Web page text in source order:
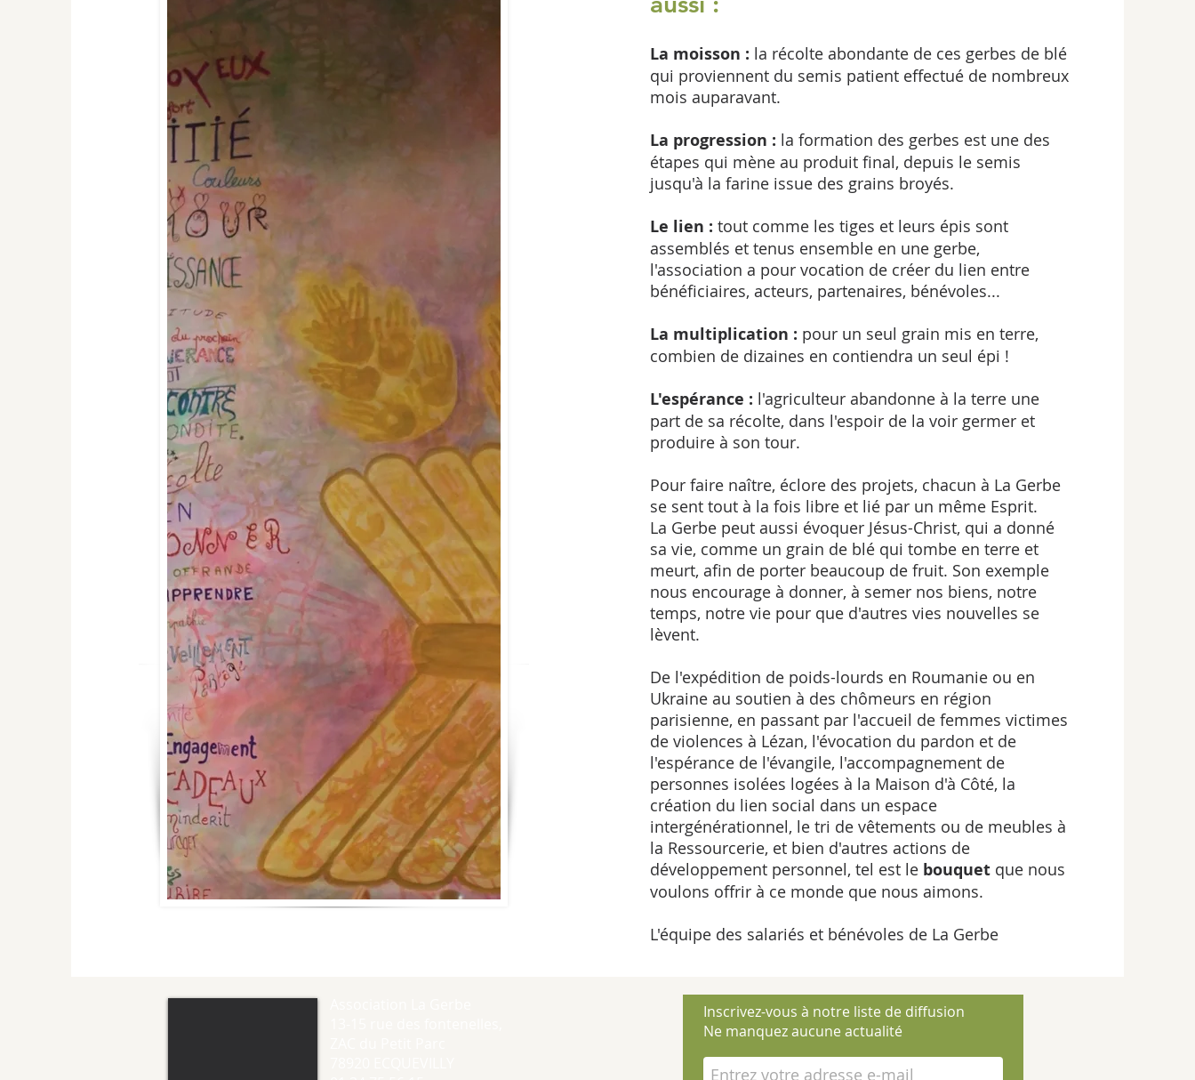
La moisson : la récolte abondante de ces gerbes de blé
qui proviennent du semis patient effectué de nombreux
mois auparavant.
La progression : la formation des gerbes est une des
étapes qui mène au produit final, depuis le semis
jusqu'à la farine issue des grains broyés.
Le lien : tout comme les tiges et leurs épis sont
assemblés et tenus ensemble en une gerbe,
l'association a pour vocation de créer du lien entre
bénéficiaires, acteurs, partenaires, bénévoles...
La multiplication : pour un seul grain mis en terre,
combien de dizaines en contiendra un seul épi !
L'espérance : l'agriculteur abandonne à la terre une
part de sa récolte, dans l'espoir de la voir germer et
produire à son tour.
Pour faire naître, éclore des projets, chacun à La Gerbe
se sent tout à la fois libre et lié par un même Esprit.
La Gerbe peut aussi évoquer Jésus-Christ, qui a donné
sa vie, comme un grain de blé qui tombe en terre et
meurt, afin de porter beaucoup de fruit. Son exemple
nous encourage à donner, à semer nos biens, notre
temps, notre vie pour que d'autres vies nouvelles se
lèvent.
De l'expédition de poids-lourds en Roumanie ou en
Ukraine au soutien à des chômeurs en région
parisienne, en passant par l'accueil de femmes victimes
de violences à Lézan, l'évocation du pardon et de
l'espérance de l'évangile, l'accompagnement de
personnes isolées logées à la Maison d'à Côté, la
création du lien social dans un espace
intergénérationnel, le tri de vêtements ou de meubles à
la Ressourcerie, et bien d'autres actions de
développement personnel, tel est le bouquet que nous
voulons offrir à ce monde que nous aimons.
L'équipe des salariés et bénévoles de La Gerbe
Inscrivez-vous à notre liste de diffusion
Ne manquez aucune actualité